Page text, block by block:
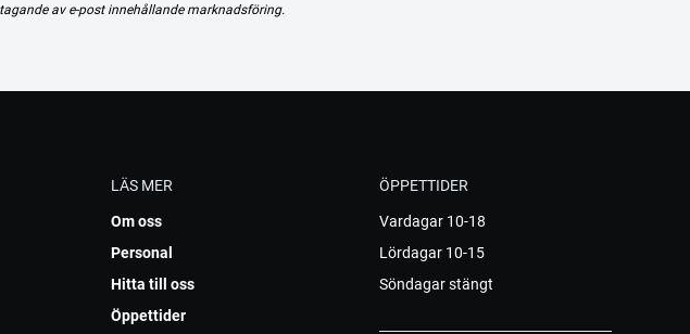
av e-post innehållande marknadsföring.
LÄS MER
Om oss
Personal
Hitta till oss
Öppettider
ÖPPETTIDER
Vardagar 10-18
Lördagar 10-15
Söndagar stängt